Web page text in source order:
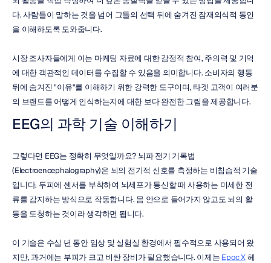
다. 사람들이 말하는 것을 넘어 그들의 선택 뒤에 숨겨진 잠재의식적 동인
을 이해하도록 도와줍니다.
시장 조사자들에게 이는 마케팅 자료에 대한 감정적 참여, 주의력 및 기억
에 대한 객관적인 데이터를 수집할 수 있음을 의미합니다. 소비자의 행동
뒤에 숨겨진 "이유"를 이해하기 위한 강력한 도구이며, 타겟 고객이 여러분
의 브랜드를 어떻게 인식하는지에 대한 보다 완전한 그림을 제공합니다.
EEG의 과학 기술 이해하기
그렇다면 EEG는 정확히 무엇일까요? 뇌파 전기 기록법
(Electroencephalography)은 뇌의 전기적 신호를 측정하는 비침습적 기술
입니다. 두피에 센서를 부착하여 뇌세포가 통신할 때 사용하는 미세한 전
류를 감지하는 방식으로 작동합니다. 몸 안으로 들어가지 않고도 뇌의 활
동을 도청하는 것이라 생각하면 됩니다.
이 기술은 수십 년 동안 임상 및 실험실 환경에서 필수적으로 사용되어 왔
지만, 과거에는 부피가 크고 비싼 장비가 필요했습니다. 이제는 Epoc X 헤